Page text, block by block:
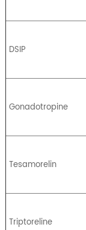
DSIP
Gonadotropine
Tesamorelin
Triptoreline